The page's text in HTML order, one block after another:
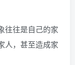
往往是自己的家
人，甚至造成家